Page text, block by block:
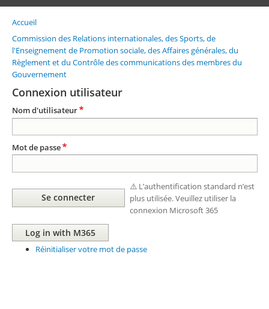
Fil
d'Ariane
Accueil
Commission des Relations internationales, des Sports, de
l'Enseignement de Promotion sociale, des Affaires générales, du
Règlement et du Contrôle des communications des membres du
Gouvernement
Connexion utilisateur
Nom d'utilisateur
Mot de passe
⚠️ L’authentification standard n’est
plus utilisée. Veuillez utiliser la
connexion Microsoft 365
Réinitialiser votre mot de passe